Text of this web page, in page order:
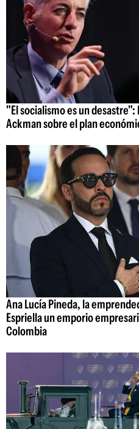
"El socialismo es un
Ackman sobre el plan
Ana Lucía Pineda, la
Espriella un emporio
Colombia